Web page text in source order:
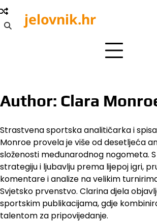
Skip
to
content
jelovnik.hr
Author: Clara
Strastvena sportska analitičarka i
Monroe provela je više od desetljeća
složenosti međunarodnog nogometa.
strategiju i ljubavlju prema lijepoj igri,
komentare i analize na velikim
Svjetsko prvenstvo. Clarina djela
sportskim publikacijama, gdje
talentom za pripovijedanje.